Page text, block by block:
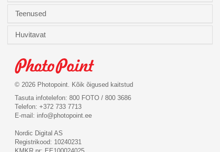
Teenused
Huvitavat
© 2026 Photopoint. Kõik õigused kaitstud
Tasuta infotelefon: 800 FOTO / 800 3686
Telefon: +372 733 7713
E-mail: info@photopoint.ee
Nordic Digital AS
Registrikood: 10240231